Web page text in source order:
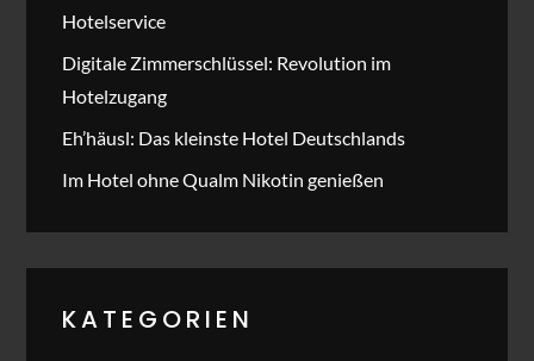
Hotelservice
Digitale Zimmerschlüssel: Revolution im
Hotelzugang
Eh’häusl: Das kleinste Hotel Deutschlands
Im Hotel ohne Qualm Nikotin genießen
KATEGORIEN